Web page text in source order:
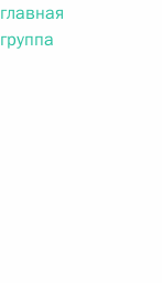
главная
группа